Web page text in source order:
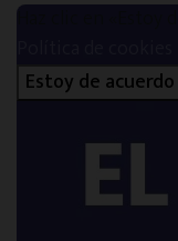
Haz clic en «Estoy
Estoy de acuerdo